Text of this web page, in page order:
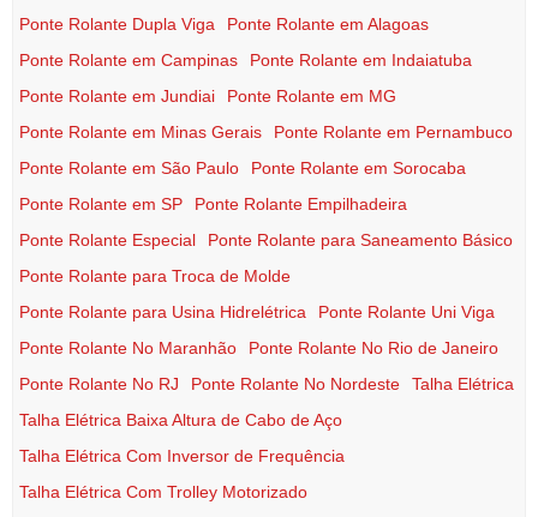
Ponte Rolante Dupla Viga
Ponte Rolante em Alagoas
Ponte Rolante em Campinas
Ponte Rolante em Indaiatuba
Ponte Rolante em Jundiai
Ponte Rolante em MG
Ponte Rolante em Minas Gerais
Ponte Rolante em Pernambuco
Ponte Rolante em São Paulo
Ponte Rolante em Sorocaba
Ponte Rolante em SP
Ponte Rolante Empilhadeira
Ponte Rolante Especial
Ponte Rolante para Saneamento Básico
Ponte Rolante para Troca de Molde
Ponte Rolante para Usina Hidrelétrica
Ponte Rolante Uni Viga
Ponte Rolante No Maranhão
Ponte Rolante No Rio de Janeiro
Ponte Rolante No RJ
Ponte Rolante No Nordeste
Talha Elétrica
Talha Elétrica Baixa Altura de Cabo de Aço
Talha Elétrica Com Inversor de Frequência
Talha Elétrica Com Trolley Motorizado